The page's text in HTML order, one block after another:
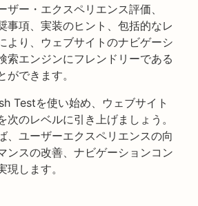
ザー・エクスペリエンス評価、
事項、実装のヒント、包括的なレ
より、ウェブサイトのナビゲーシ
索エンジンにフレンドリーである
ができます。
Testを使い始め、ウェブサイト
次のレベルに引き上げましょう。
、ユーザーエクスペリエンスの向
ンスの改善、ナビゲーションコン
現します。